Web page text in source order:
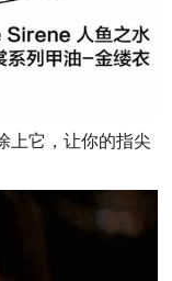
上它，让你的指尖